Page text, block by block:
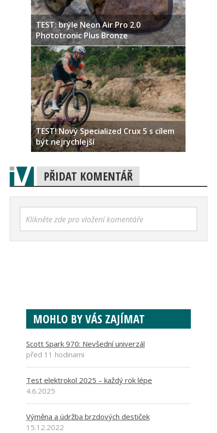
TEST: brýle Neon Air Pro 2.0
Phototronic Plus Bronze
TEST! Nový Specialized Crux 5 s cílem
být nejrychlejší
PŘIDAT KOMENTÁŘ
Klikněte zde pro vložení komentáře
MOHLO BY VÁS ZAJÍMAT
Scott Spark 970: Nevšední univerzál
před 11 hodinami
Test elektrokol 2025 – každý rok lépe
4.6.2025
Výměna a údržba brzdových destiček
15.12.2022